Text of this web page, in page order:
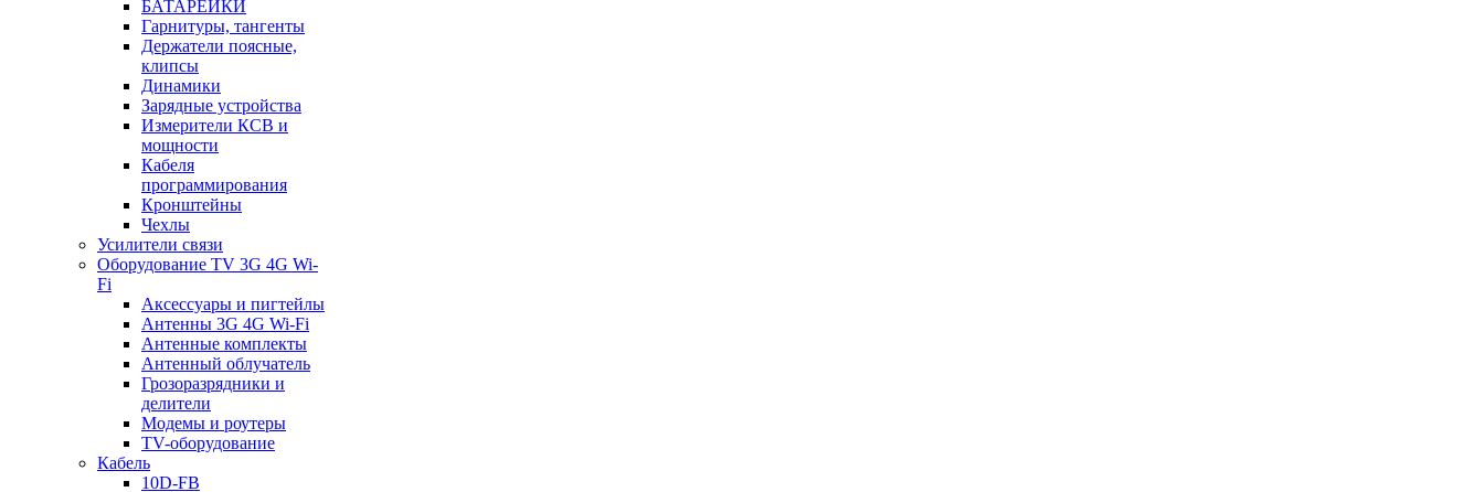
БАТАРЕЙКИ
Гарнитуры, тангенты
Держатели поясные,
клипсы
Динамики
Зарядные устройства
Измерители КСВ и
мощности
Кабеля
программирования
Кронштейны
Чехлы
Усилители связи
Оборудование TV 3G 4G Wi-
Fi
Аксессуары и пигтейлы
Антенны 3G 4G Wi-Fi
Антенные комплекты
Антенный облучатель
Грозоразрядники и
делители
Модемы и роутеры
TV-оборудование
Кабель
10D-FB